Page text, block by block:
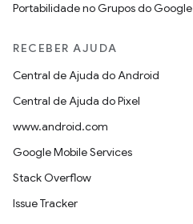
Portabilidade no Grupos do Google
RECEBER AJUDA
Central de Ajuda do Android
Central de Ajuda do Pixel
www.android.com
Google Mobile Services
Stack Overflow
Issue Tracker